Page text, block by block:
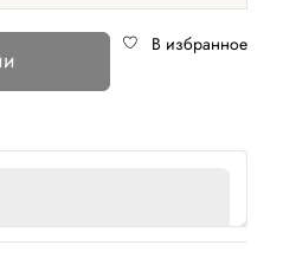
В избранное